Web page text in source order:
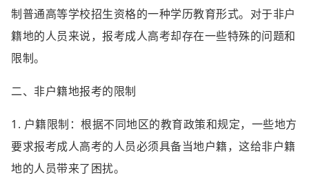
制普通高等学校招生资格的一种学历教育形式。对于非户
籍地的人员来说，报考成人高考却存在一些特殊的问题和
限制。
二、非户籍地报考的限制
1. 户籍限制：根据不同地区的教育政策和规定，一些地方
要求报考成人高考的人员必须具备当地户籍，这给非户籍
地的人员带来了困扰。